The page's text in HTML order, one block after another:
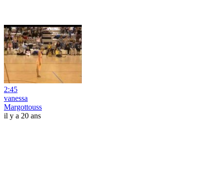
2:45
vanessa
Margottouss
il y a 20 ans